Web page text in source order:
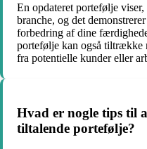
En opdateret portefølje
branche, og det
forbedring af dine
portefølje kan også tiltrække
fra potentielle kunder eller
Hvad er nogle tips til
tiltalende portefølje?